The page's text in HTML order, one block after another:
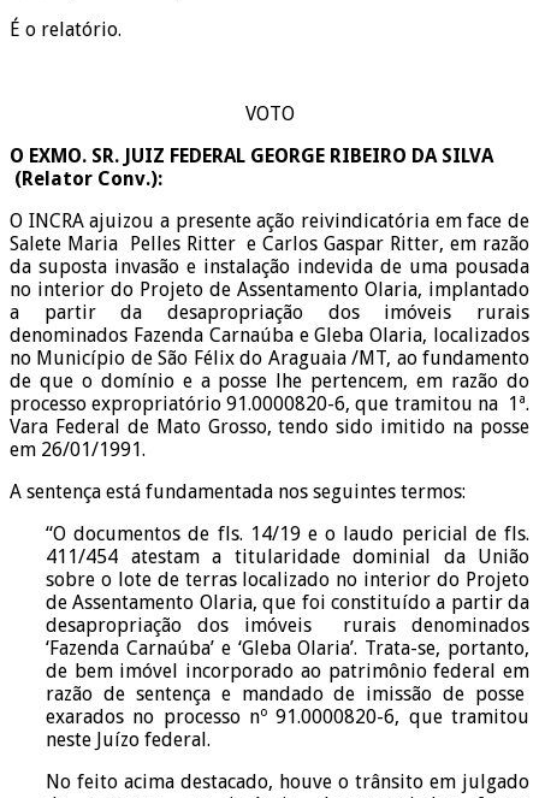
É o relatório.
VOTO
O EXMO. SR. JUIZ FEDERAL GEORGE RIBEIRO DA SILVA
(Relator Conv.):
O INCRA ajuizou a presente ação reivindicatória em face de
Salete Maria Pelles Ritter e Carlos Gaspar Ritter, em razão
da suposta invasão e instalação indevida de uma pousada
no interior do Projeto de Assentamento Olaria, implantado
a partir da desapropriação dos imóveis rurais
denominados Fazenda Carnaúba e Gleba Olaria, localizados
no Município de São Félix do Araguaia /MT, ao fundamento
de que o domínio e a posse lhe pertencem, em razão do
processo expropriatório 91.0000820-6, que tramitou na 1ª.
Vara Federal de Mato Grosso, tendo sido imitido na posse
em 26/01/1991.
A sentença está fundamentada nos seguintes termos:
“O documentos de fls. 14/19 e o laudo pericial de fls.
411/454 atestam a titularidade dominial da União
sobre o lote de terras localizado no interior do Projeto
de Assentamento Olaria, que foi constituído a partir da
desapropriação dos imóveis rurais denominados
‘Fazenda Carnaúba’ e ‘Gleba Olaria’. Trata-se, portanto,
de bem imóvel incorporado ao patrimônio federal em
razão de sentença e mandado de imissão de posse
exarados no processo nº 91.0000820-6, que tramitou
neste Juízo federal.
No feito acima destacado, houve o trânsito em julgado